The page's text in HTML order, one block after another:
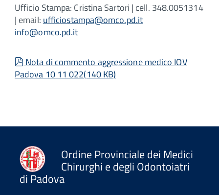
Ufficio Stampa: Cristina Sartori | cell. 348.0051314
| email: ufficiostampa@omco.pd.it
info@omco.pd.it
pdf
Nota di commento aggressione medico IOV
Padova 10 11 022(140 KB)
Ordine Provinciale dei Medici
Chirurghi e degli Odontoiatri
di Padova